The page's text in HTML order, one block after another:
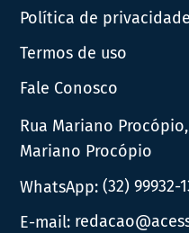
Política de privacidade
Termos de uso
Fale Conosco
Rua Mariano
Mariano Procópio
WhatsApp:(32) 99932-
E-mail: